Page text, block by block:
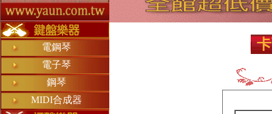
電鋼琴
電子琴
鋼琴
MIDI合成器
▏